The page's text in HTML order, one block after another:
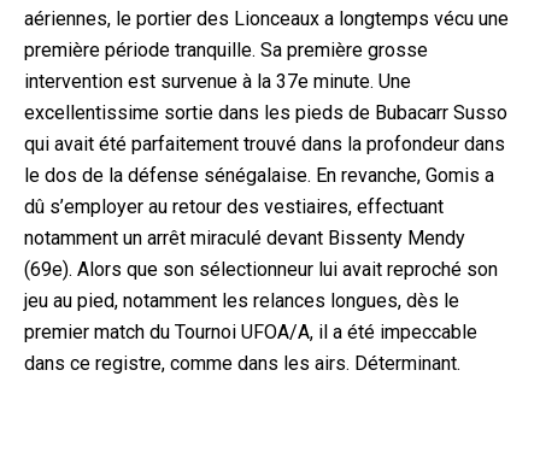
aériennes, le portier des Lionceaux a longtemps vécu une
première période tranquille. Sa première grosse
intervention est survenue à la 37e minute. Une
excellentissime sortie dans les pieds de Bubacarr Susso
qui avait été parfaitement trouvé dans la profondeur dans
le dos de la défense sénégalaise. En revanche, Gomis a
dû s’employer au retour des vestiaires, effectuant
notamment un arrêt miraculé devant Bissenty Mendy
(69e). Alors que son sélectionneur lui avait reproché son
jeu au pied, notamment les relances longues, dès le
premier match du Tournoi UFOA/A, il a été impeccable
dans ce registre, comme dans les airs. Déterminant.